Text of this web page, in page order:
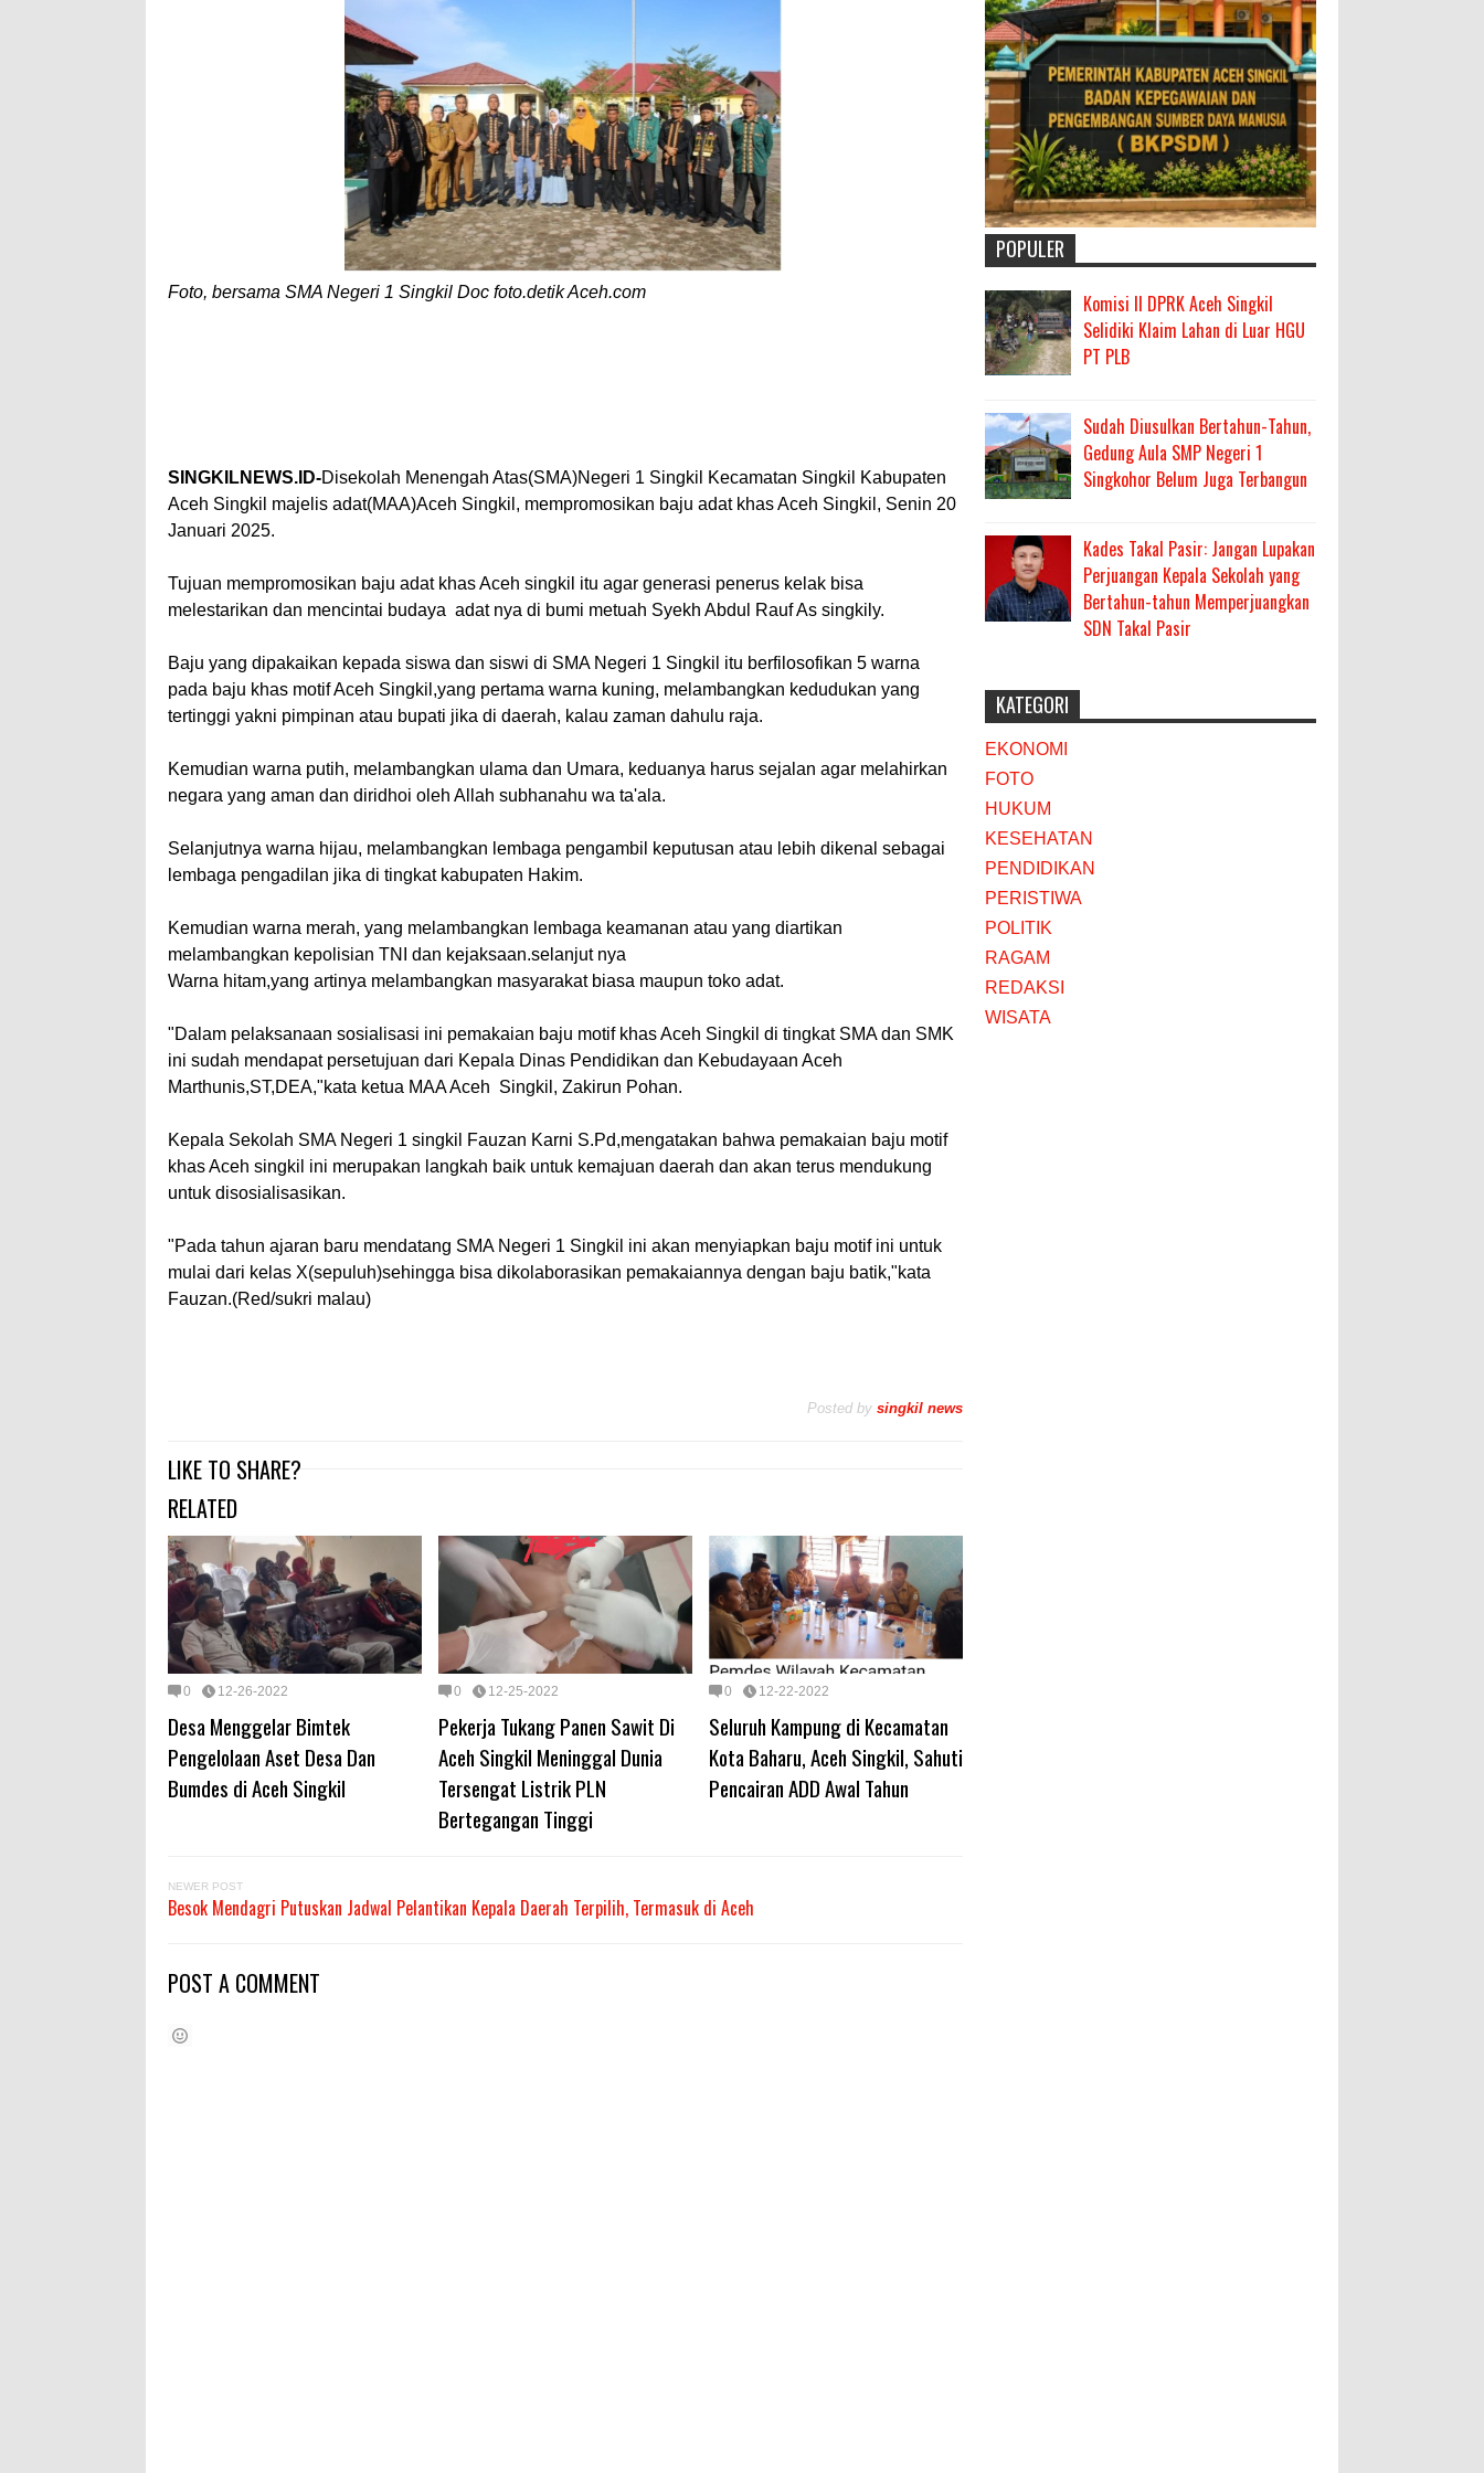
Foto, bersama SMA Negeri 1 Singkil Doc foto.detik Aceh.com
SINGKILNEWS.ID-Disekolah Menengah Atas(SMA)Negeri 1 Singkil Kecamatan Singkil Kabupaten
Aceh Singkil majelis adat(MAA)Aceh Singkil, mempromosikan baju adat khas Aceh Singkil, Senin 20
Januari 2025.
Tujuan mempromosikan baju adat khas Aceh singkil itu agar generasi penerus kelak bisa
melestarikan dan mencintai budaya adat nya di bumi metuah Syekh Abdul Rauf As singkily.
Baju yang dipakaikan kepada siswa dan siswi di SMA Negeri 1 Singkil itu berfilosofikan 5 warna
pada baju khas motif Aceh Singkil,yang pertama warna kuning, melambangkan kedudukan yang
tertinggi yakni pimpinan atau bupati jika di daerah, kalau zaman dahulu raja.
Kemudian warna putih, melambangkan ulama dan Umara, keduanya harus sejalan agar melahirkan
negara yang aman dan diridhoi oleh Allah subhanahu wa ta'ala.
Selanjutnya warna hijau, melambangkan lembaga pengambil keputusan atau lebih dikenal sebagai
lembaga pengadilan jika di tingkat kabupaten Hakim.
Kemudian warna merah, yang melambangkan lembaga keamanan atau yang diartikan
melambangkan kepolisian TNI dan kejaksaan.selanjut nya
Warna hitam,yang artinya melambangkan masyarakat biasa maupun toko adat.
"Dalam pelaksanaan sosialisasi ini pemakaian baju motif khas Aceh Singkil di tingkat SMA dan SMK
ini sudah mendapat persetujuan dari Kepala Dinas Pendidikan dan Kebudayaan Aceh
Marthunis,ST,DEA,"kata ketua MAA Aceh Singkil, Zakirun Pohan.
Kepala Sekolah SMA Negeri 1 singkil Fauzan Karni S.Pd,mengatakan bahwa pemakaian baju motif
khas Aceh singkil ini merupakan langkah baik untuk kemajuan daerah dan akan terus mendukung
untuk disosialisasikan.
"Pada tahun ajaran baru mendatang SMA Negeri 1 Singkil ini akan menyiapkan baju motif ini untuk
mulai dari kelas X(sepuluh)sehingga bisa dikolaborasikan pemakaiannya dengan baju batik,"kata
Fauzan.(Red/sukri malau)
Posted by singkil news
LIKE TO SHARE?
RELATED
0 12-26-2022
Desa Menggelar Bimtek
Pengelolaan Aset Desa Dan
Bumdes di Aceh Singkil
0 12-25-2022
Pekerja Tukang Panen Sawit Di
Aceh Singkil Meninggal Dunia
Tersengat Listrik PLN
Bertegangan Tinggi
0 12-22-2022
Seluruh Kampung di Kecamatan
Kota Baharu, Aceh Singkil, Sahuti
Pencairan ADD Awal Tahun
NEWER POST
Besok Mendagri Putuskan Jadwal Pelantikan Kepala Daerah Terpilih, Termasuk di Aceh
POST A COMMENT
POPULER
Komisi II DPRK Aceh Singkil
Selidiki Klaim Lahan di Luar HGU
PT PLB
Sudah Diusulkan Bertahun-Tahun,
Gedung Aula SMP Negeri 1
Singkohor Belum Juga Terbangun
Kades Takal Pasir: Jangan Lupakan
Perjuangan Kepala Sekolah yang
Bertahun-tahun Memperjuangkan
SDN Takal Pasir
KATEGORI
EKONOMI
FOTO
HUKUM
KESEHATAN
PENDIDIKAN
PERISTIWA
POLITIK
RAGAM
REDAKSI
WISATA